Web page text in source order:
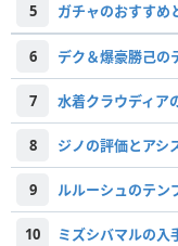
5 ガチャのおすすめ
6 デク＆爆豪勝己の
7 水着クラウディア
8 ジノの評価とアシ
9 ルルーシュのテン
10 ミズシバマルの入